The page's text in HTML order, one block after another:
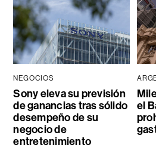
NEGOCIOS
Sony eleva su previsión
de ganancias tras sólido
desempeño de su
negocio de
entretenimiento
el